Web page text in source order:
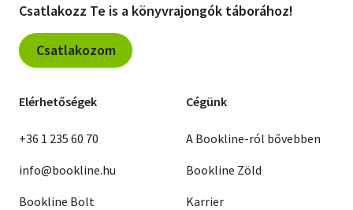
Csatlakozz Te is a könyvrajongók táborához!
Csatlakozom
Elérhetőségek
+36 1 235 60 70
info@bookline.hu
Bookline Bolt
Cégünk
A Bookline-ról bővebben
Bookline Zöld
Karrier